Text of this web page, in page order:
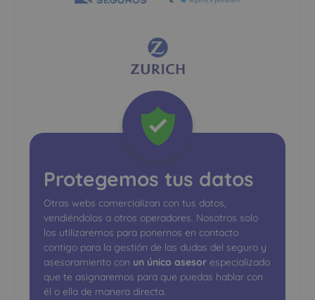
Protegemos tus datos
Otras webs comercializan con tus datos,
vendiéndolos a otros operadores. Nosotros solo
los utilizaremos para ponernos en contacto
contigo para la gestión de las dudas del seguro y
asesoramiento con un único asesor especializado
que te asignaremos para que puedas hablar con
él o ella de manera directa.